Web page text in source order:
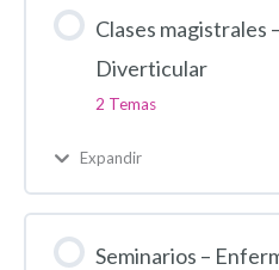
Clases magistrales
Diverticular
2 Temas
Expandir
Seminarios –